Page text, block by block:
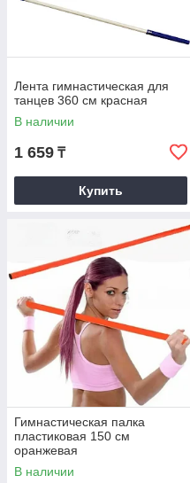
Лента гимнастическая для
танцев 360 см красная
В наличии
1 659 ₸
Купить
Гимнастическая палка
пластиковая 150 см
оранжевая
В наличии